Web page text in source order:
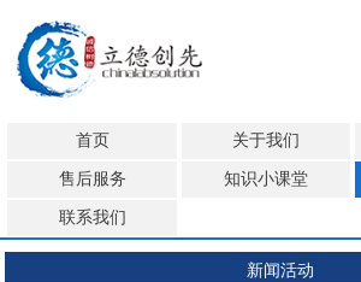
首页 关于我们
售后服务 知识小课堂
联系我们
新闻活动